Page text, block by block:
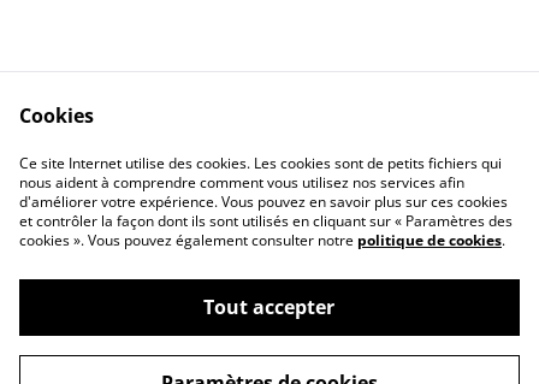
Contact Us
Legal Terms
Privacy Policy
Cookie Policy
©2026aucoeurdesbebes
Cookies
Ce site Internet utilise des cookies. Les cookies sont de petits fichiers qui
nous aident à comprendre comment vous utilisez nos services afin
d'améliorer votre expérience. Vous pouvez en savoir plus sur ces cookies
et contrôler la façon dont ils sont utilisés en cliquant sur « Paramètres des
cookies ». Vous pouvez également consulter notre politique de cookies.
Tout accepter